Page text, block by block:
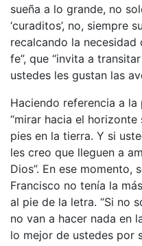
sueña a lo grande, no
‘curaditos’, no, siempre
recalcando la necesidad
fe”, que “invita a
ustedes les gustan las
Haciendo referencia a
“mirar hacia el
pies en la tierra. Y si
les creo que lleguen a
Dios”. En ese momento,
Francisco no tenía la
al pie de la letra. “Si no
no van a hacer nada en
lo mejor de ustedes por